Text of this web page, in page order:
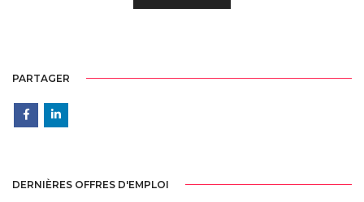
PARTAGER
DERNIÈRES OFFRES D'EMPLOI